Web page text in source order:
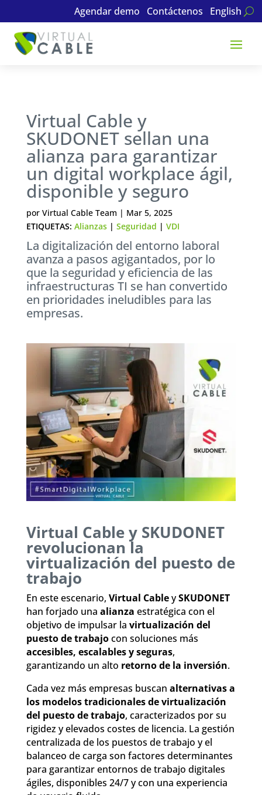
Agendar demo Contáctenos English
Virtual Cable y
SKUDONET sellan una
alianza para garantizar
un digital workplace ágil,
disponible y seguro
por Virtual Cable Team | Mar 5, 2025
ETIQUETAS: Alianzas| Seguridad | VDI
La digitalización del entorno laboral
avanza a pasos agigantados, por lo
que la seguridad y eficiencia de las
infraestructuras TI se han convertido
en prioridades ineludibles para las
empresas.
Virtual Cable y SKUDONET
revolucionan la
virtualización del puesto de
trabajo
En este escenario, Virtual CableySKUDONET
han forjado una alianza estratégica con el
objetivo de impulsar la virtualización del
puesto de trabajocon soluciones más
accesibles, escalables y seguras,
garantizando un alto retorno de la inversión.
Cada vez más empresas buscan alternativas a
los modelos tradicionales de virtualización
del puesto de trabajo, caracterizados por su
rigidez y elevados costes de licencia. La gestión
centralizada de los puestos de trabajo y el
balanceo de carga son factores determinantes
para garantizar entornos de trabajo digitales
ágiles, disponibles 24/7 y con una experiencia